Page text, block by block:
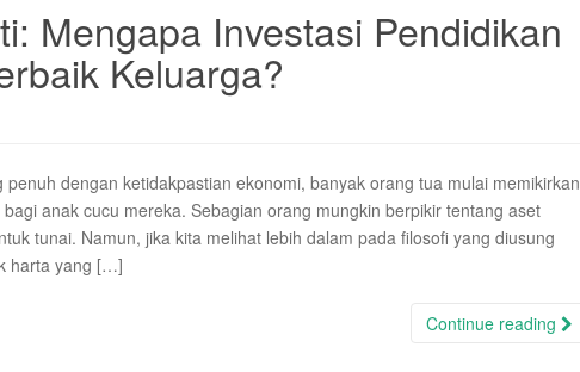
Mengapa Investasi Pendidikan
Keluarga?
dengan ketidakpastian ekonomi, banyak orang tua mulai memikirkan
anak cucu mereka. Sebagian orang mungkin berpikir tentang aset
tunai. Namun, jika kita melihat lebih dalam pada filosofi yang diusung
harta yang […]
Continue reading